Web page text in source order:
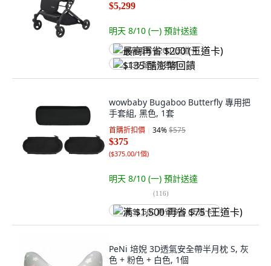
$5,299
明天 8/10 (一) 預計送達
最高再省 $200 (王道卡)
$135 酷澎幣回饋
wowbaby Bugaboo Butterfly 專用把
手套組, 黑色, 1套
首購折扣價 34%$575
$375
($375.00/1個)
明天 8/10 (一) 預計送達
(116)
满 $1,500 再省 $75 (王道卡)
PeNi 培婗 3D透氣安全帶半月枕 S, 灰
色 + 粉色 + 白色, 1個